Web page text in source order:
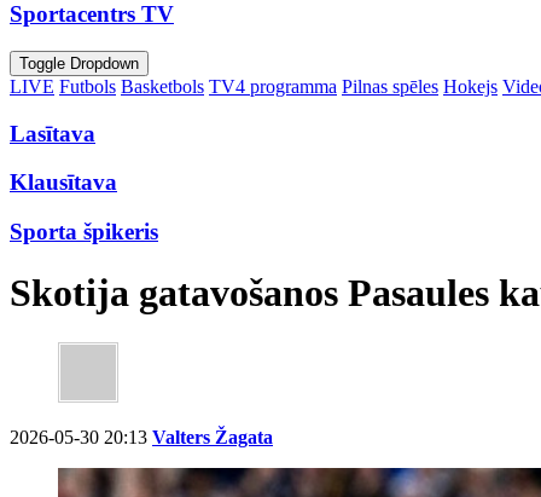
Sportacentrs TV
Toggle Dropdown
LIVE Futbols Basketbols TV4 programma Pilnas spēles Hokejs
Lasītava
Klausītava
Sporta špikeris
Skotija gatavošanos Pasaules
2026-05-30 20:13 Valters Žagata